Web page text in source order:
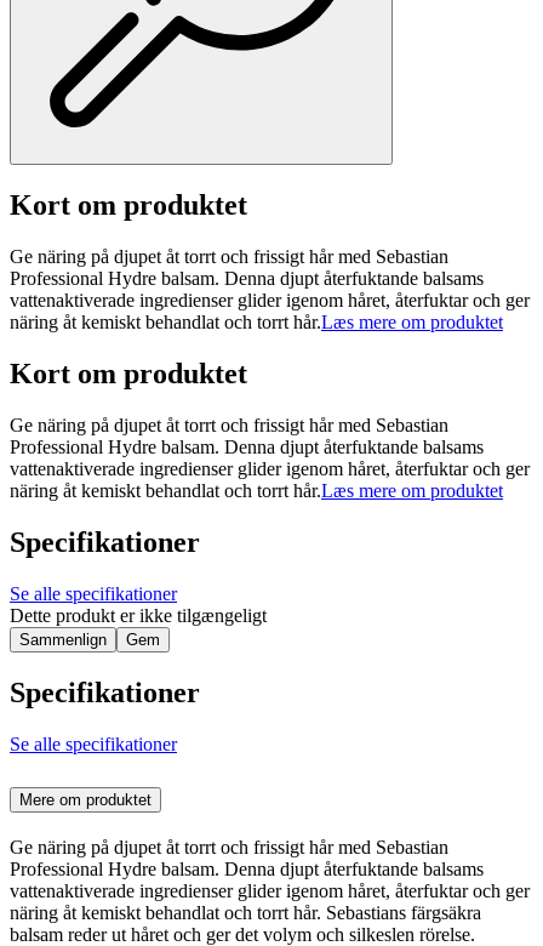
Kort om produktet
Ge näring på djupet åt torrt och frissigt hår med Sebastian
Professional Hydre balsam. Denna djupt återfuktande balsams
vattenaktiverade ingredienser glider igenom håret, återfuktar och ger
näring åt kemiskt behandlat och torrt hår.Læs mere om produktet
Kort om produktet
Ge näring på djupet åt torrt och frissigt hår med Sebastian
Professional Hydre balsam. Denna djupt återfuktande balsams
vattenaktiverade ingredienser glider igenom håret, återfuktar och ger
näring åt kemiskt behandlat och torrt hår.Læs mere om produktet
Specifikationer
Se alle specifikationer
Dette produkt er ikke tilgængeligt
Sammenlign Gem
Specifikationer
Se alle specifikationer
Mere om produktet
Ge näring på djupet åt torrt och frissigt hår med Sebastian
Professional Hydre balsam. Denna djupt återfuktande balsams
vattenaktiverade ingredienser glider igenom håret, återfuktar och ger
näring åt kemiskt behandlat och torrt hår. Sebastians färgsäkra
balsam reder ut håret och ger det volym och silkeslen rörelse.